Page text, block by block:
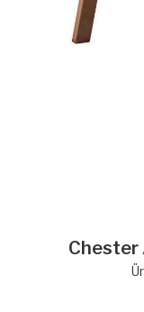
Chester